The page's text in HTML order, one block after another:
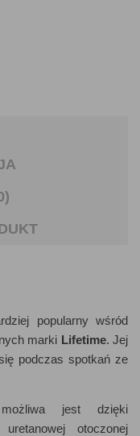
popularny wśród
marki Lifetime. Jej
podczas spotkań ze
możliwa jest dzięki
otoczonej